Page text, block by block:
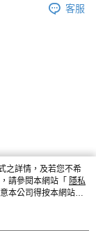
客服
之詳情，及若您不希
請參閱本網站「 隱私
本公司得按本網站使